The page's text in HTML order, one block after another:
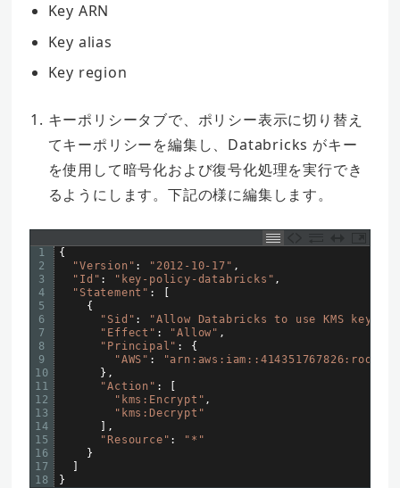
Key ARN
Key alias
Key region
キーポリシータブで、ポリシー表示に切り替え
てキーポリシーを編集し、Databricks がキー
を使用して暗号化および復号化処理を実行でき
るようにします。下記の様に編集します。
1
2
3
4
5
6
7
8
9
10
11
12
13
14
15
16
17
18
{
"Version" : "2012-10-17" ,
"Id" : "key-policy-databricks" ,
"Statement" :
{
"Sid" :
"Allow Databricks to use KMS key for
"Effect" : "Allow" ,
"Principal" :
{
"AWS" :
"arn:aws:iam::414351767826:root"
} ,
"Action" :
"kms:Encrypt" ,
"kms:Decrypt"
,
"Resource" :
"*"
}
}